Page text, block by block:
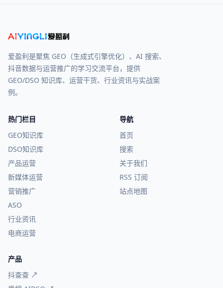
爱盈利是聚焦 GEO（生成式引擎优化）、AI 搜索、
抖音数据与运营推广的学习交流平台，提供
GEO/DSO 知识库、运营干货、行业资讯与实战案
例。
热门栏目
GEO知识库
DSO知识库
产品运营
新媒体运营
营销推广
ASO
行业资讯
电商运营
导航
首页
搜索
关于我们
RSS 订阅
站点地图
产品
抖查查 ↗